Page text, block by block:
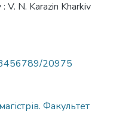
V. N. Karazin Kharkiv
20975
Факультет